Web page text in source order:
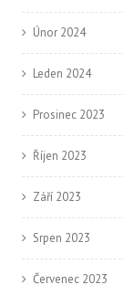
Únor 2024
Leden 2024
Prosinec 2023
Říjen 2023
Září 2023
Srpen 2023
Červenec 2023